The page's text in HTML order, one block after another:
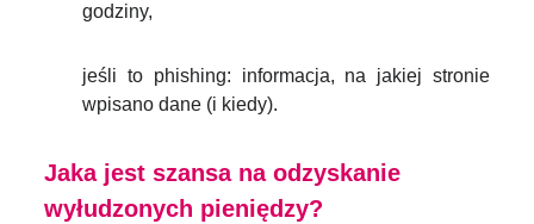
godziny,
jeśli to phishing: informacja, na jakiej stronie
wpisano dane (i kiedy).
Jaka jest szansa na odzyskanie
wyłudzonych pieniędzy?